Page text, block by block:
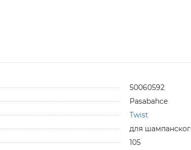
50060592
Pasabahce
Twist
для
105